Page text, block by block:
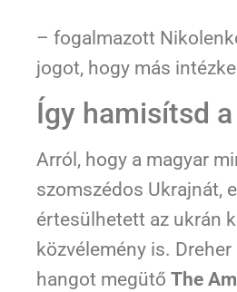
– fogalmazott
jogot, hogy más
Így hamisítsd
Arról, hogy a magyar
szomszédos Ukrajnát,
értesülhetett az ukrán
közvélemény is.
hangot megütő The